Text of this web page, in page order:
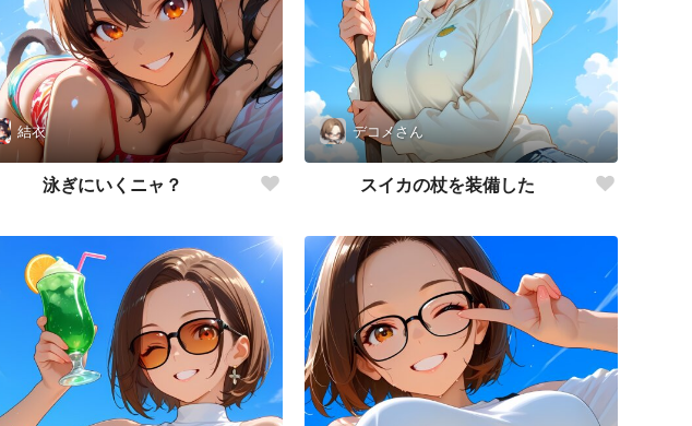
結衣
泳ぎにいくニャ？
デコメさん
スイカの杖を装備した